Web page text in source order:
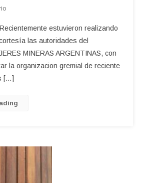
En
SINDICATO
DE
MUJERES
MINERAS
EN
estuvieron realizando
las autoridades del
MINERAS ARGENTINAS, con
la organizacion gremial de reciente
[…]